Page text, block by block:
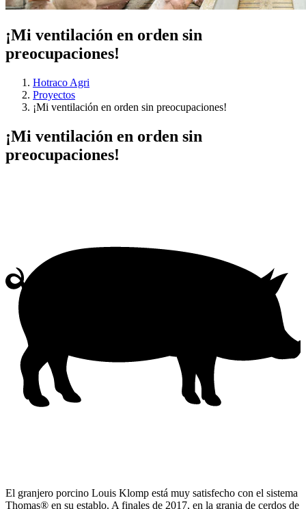
¡Mi ventilación en orden sin
preocupaciones!
Hotraco Agri
Proyectos
¡Mi ventilación en orden sin preocupaciones!
¡Mi ventilación en orden sin
preocupaciones!
El granjero porcino Louis Klomp está muy satisfecho con el sistema
Thomas® en su establo. A finales de 2017, en la granja de cerdos de